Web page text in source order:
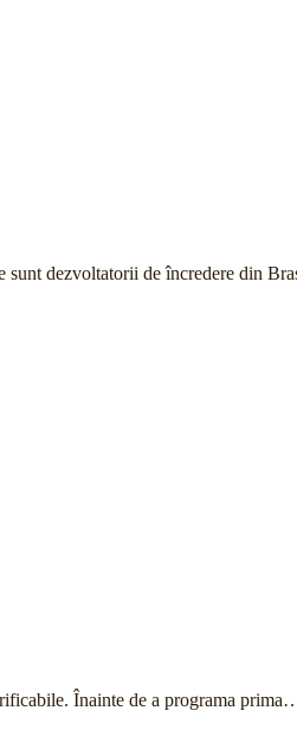
sunt dezvoltatorii de încredere din
Înainte de a programa